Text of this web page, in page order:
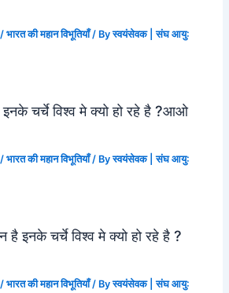
/भारत की महान विभूतियाँ/ Byस्वयंसेवक | संघ आयु:
इनके चर्चे विश्व मे क्यो हो रहे है ?आओ
/भारत की महान विभूतियाँ/ Byस्वयंसेवक | संघ आयु:
है इनके चर्चे विश्व मे क्यो हो रहे है ?
/भारत की महान विभूतियाँ/ Byस्वयंसेवक | संघ आयु: